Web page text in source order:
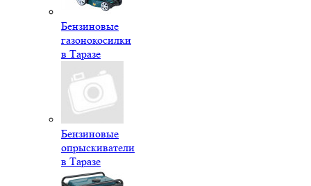
Бензиновые
газонокосилки
в Таразе
Бензиновые
опрыскиватели
в Таразе